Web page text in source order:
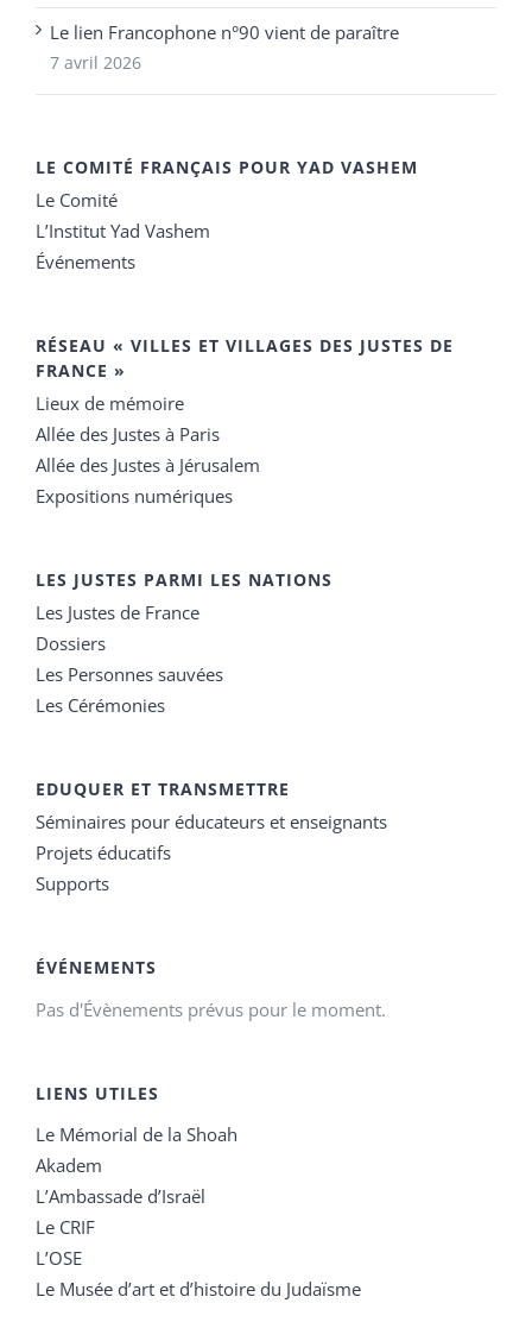
Le lien Francophone n°90 vient de paraître
7 avril 2026
LE COMITÉ FRANÇAIS POUR YAD VASHEM
Le Comité
L’Institut Yad Vashem
Événements
RÉSEAU « VILLES ET VILLAGES DES JUSTES DE
FRANCE »
Lieux de mémoire
Allée des Justes à Paris
Allée des Justes à Jérusalem
Expositions numériques
LES JUSTES PARMI LES NATIONS
Les Justes de France
Dossiers
Les Personnes sauvées
Les Cérémonies
EDUQUER ET TRANSMETTRE
Séminaires pour éducateurs et enseignants
Projets éducatifs
Supports
ÉVÉNEMENTS
Pas d'Évènements prévus pour le moment.
LIENS UTILES
Le Mémorial de la Shoah
Akadem
L’Ambassade d’Israël
Le CRIF
L’OSE
Le Musée d’art et d’histoire du Judaïsme